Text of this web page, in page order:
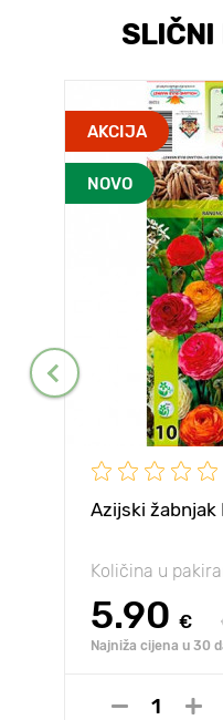
SLIČNI
AKCIJA
NOVO
Azijski žabnjak
Količina u
5.90 €
Najniža cijena u 30